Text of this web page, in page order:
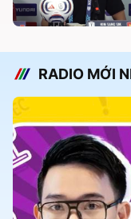
RADIO MỚI